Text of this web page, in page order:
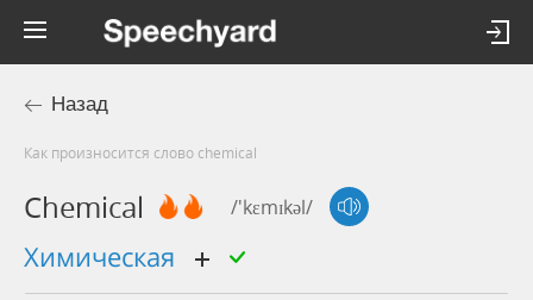
Назад
Как произносится слово chemical
Chemical /'kɛmɪkəl/
химическая